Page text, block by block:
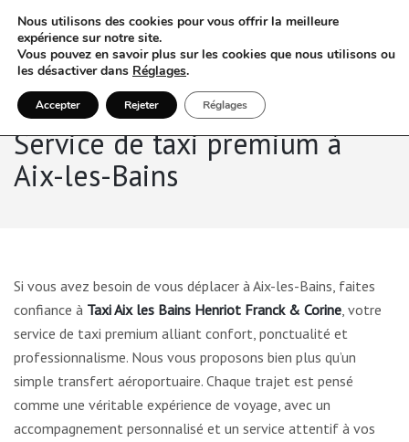
Service de taxi premium à
Aix-les-Bains
Si vous avez besoin de vous déplacer à Aix-les-Bains, faites
confiance à Taxi Aix les Bains Henriot Franck & Corine, votre
service de taxi premium alliant confort, ponctualité et
professionnalisme. Nous vous proposons bien plus qu’un
simple transfert aéroportuaire. Chaque trajet est pensé
comme une véritable expérience de voyage, avec un
accompagnement personnalisé et un service attentif à vos
Nous utilisons des cookies pour vous offrir la meilleure
expérience sur notre site.
Vous pouvez en savoir plus sur les cookies que nous utilisons ou
les désactiver dans Réglages.
Accepter Rejeter Réglages